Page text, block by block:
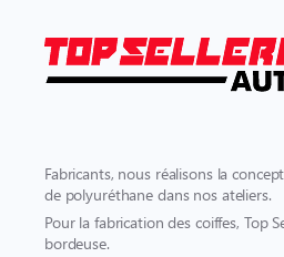
Fabricants, nous réalisons la
de polyuréthane dans nos ateliers.
Pour la fabrication des coiffes, Top
bordeuse.